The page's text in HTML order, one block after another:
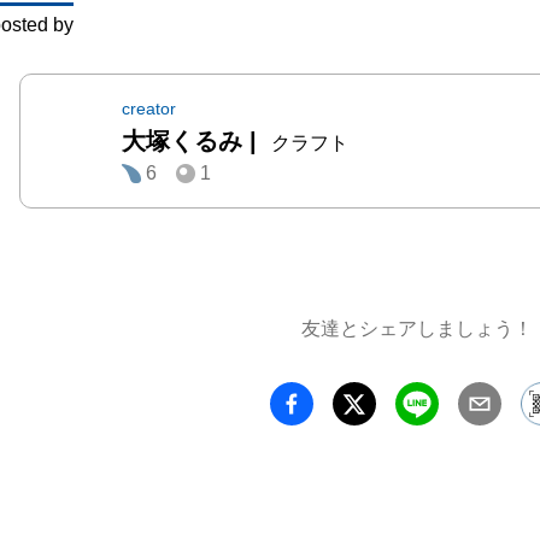
展」で
特別
いろん
ルな、
くなる
そんな
by
creator
大塚くるみ |
クラフト
6
1
友達とシェアしましょう！